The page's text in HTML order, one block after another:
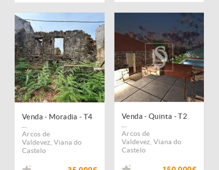
Venda - Moradia - T4
Arcos de
Valdevez Viana do
Castelo
Venda - Quinta - T2
Arcos de
Valdevez Viana do
Castelo